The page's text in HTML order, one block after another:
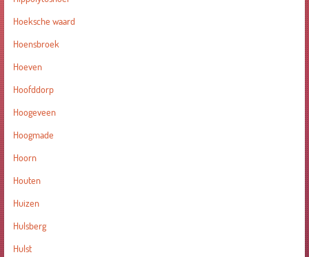
Hoeksche waard
Hoensbroek
Hoeven
Hoofddorp
Hoogeveen
Hoogmade
Hoorn
Houten
Huizen
Hulsberg
Hulst